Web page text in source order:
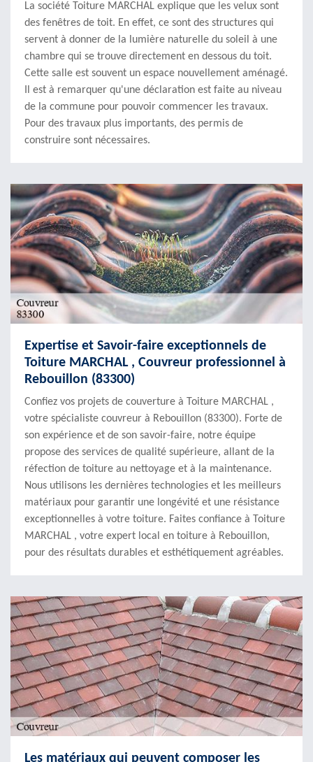
La société Toiture MARCHAL explique que les velux sont
des fenêtres de toit. En effet, ce sont des structures qui
servent à donner de la lumière naturelle du soleil à une
chambre qui se trouve directement en dessous du toit.
Cette salle est souvent un espace nouvellement aménagé.
Il est à remarquer qu'une déclaration est faite au niveau
de la commune pour pouvoir commencer les travaux.
Pour des travaux plus importants, des permis de
construire sont nécessaires.
Expertise et Savoir-faire exceptionnels de
Toiture MARCHAL , Couvreur professionnel à
Rebouillon (83300)
Confiez vos projets de couverture à Toiture MARCHAL ,
votre spécialiste couvreur à Rebouillon (83300). Forte de
son expérience et de son savoir-faire, notre équipe
propose des services de qualité supérieure, allant de la
réfection de toiture au nettoyage et à la maintenance.
Nous utilisons les dernières technologies et les meilleurs
matériaux pour garantir une longévité et une résistance
exceptionnelles à votre toiture. Faites confiance à Toiture
MARCHAL , votre expert local en toiture à Rebouillon,
pour des résultats durables et esthétiquement agréables.
Les matériaux qui peuvent composer les